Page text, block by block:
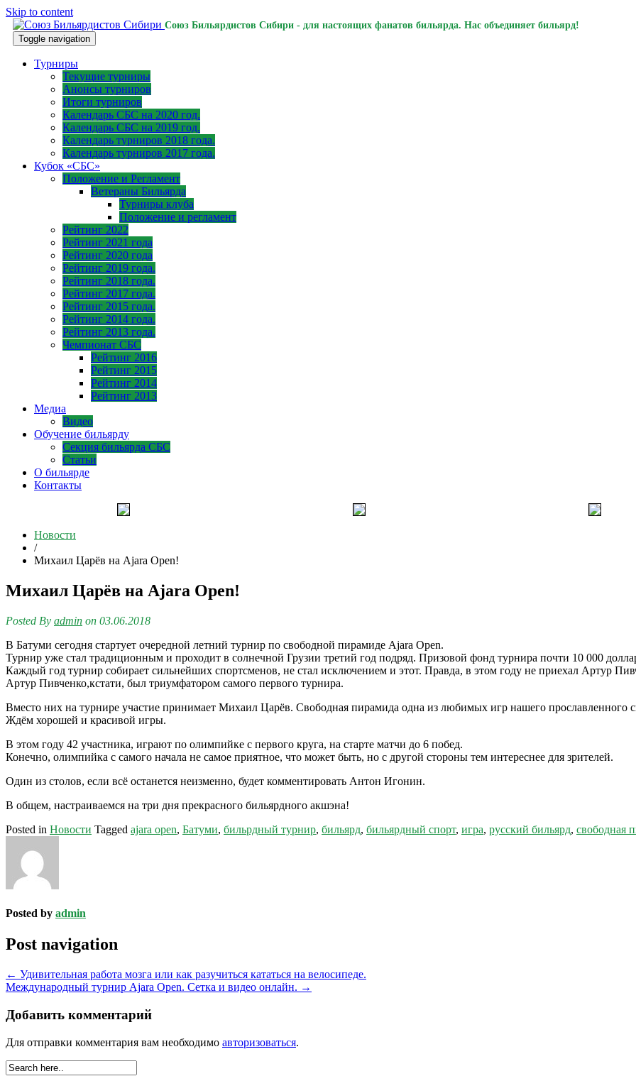
Skip to content
Союз Бильярдистов Сибири - для настоящих фанатов бильярда. Нас объединяет бильярд!
Toggle navigation
Турниры
Текущие турниры
Анонсы турниров
Итоги турниров
Календарь СБС на 2020 год.
Календарь СБС на 2019 год.
Календарь турниров 2018 года.
Календарь турниров 2017 года.
Кубок «СБС»
Положение и Регламент
Ветераны Бильярда
Турниры клуба
Положение и регламент
Рейтинг 2022
Рейтинг 2021 года
Рейтинг 2020 года
Рейтинг 2019 года.
Рейтинг 2018 года.
Рейтинг 2017 года.
Рейтинг 2015 года.
Рейтинг 2014 года.
Рейтинг 2013 года.
Чемпионат СБС
Рейтинг 2016
Рейтинг 2015
Рейтинг 2014
Рейтинг 2013
Медиа
Видео
Обучение бильярду
Секция бильярда СБС
Статьи
О бильярде
Контакты
Новости
/
Михаил Царёв на Ajara Open!
Михаил Царёв на Ajara Open!
Posted By admin on 03.06.2018
В Батуми сегодня стартует очередной летний турнир по свободной пирамиде Ajara Open.
Турнир уже стал традиционным и проходит в солнечной Грузии третий год подряд. Призовой фонд турнира почти 10 000
Каждый год турнир собирает сильнейших спортсменов, не стал исключением и этот. Правда, в этом году не приехал Артур
Артур Пивченко,кстати, был триумфатором самого первого турнира.
Вместо них на турнире участие принимает Михаил Царёв. Свободная пирамида одна из любимых игр нашего прославленного
Ждём хорошей и красивой игры.
В этом году 42 участника, играют по олимпийке с первого круга, на старте матчи до 6 побед.
Конечно, олимпийка с самого начала не самое приятное, что может быть, но с другой стороны тем интереснее для зрителей.
Один из столов, если всё останется неизменно, будет комментировать Антон Игонин.
В общем, настраиваемся на три дня прекрасного бильярдного акшэна!
Posted in Новости Tagged ajara open, Батуми, бильрдный турнир, бильярд, бильярдный спорт, игра, русский бильярд, свободная
Posted by admin
Post navigation
← Удивительная работа мозга или как разучиться кататься на велосипеде.
Международный турнир Ajara Open. Сетка и видео онлайн. →
Добавить комментарий
Для отправки комментария вам необходимо авторизоваться.